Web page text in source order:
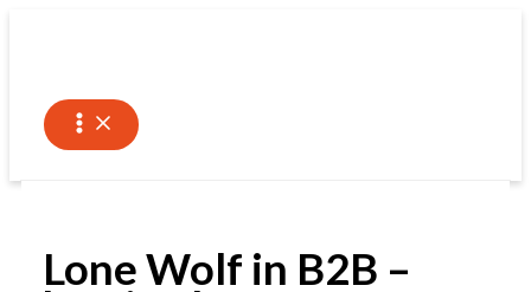
inhoud
Lone Wolf in B2B –